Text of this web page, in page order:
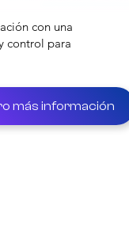
con una
control para
más información